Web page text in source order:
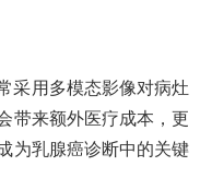
采用多模态影像对病灶
带来额外医疗成本，更
为乳腺癌诊断中的关键